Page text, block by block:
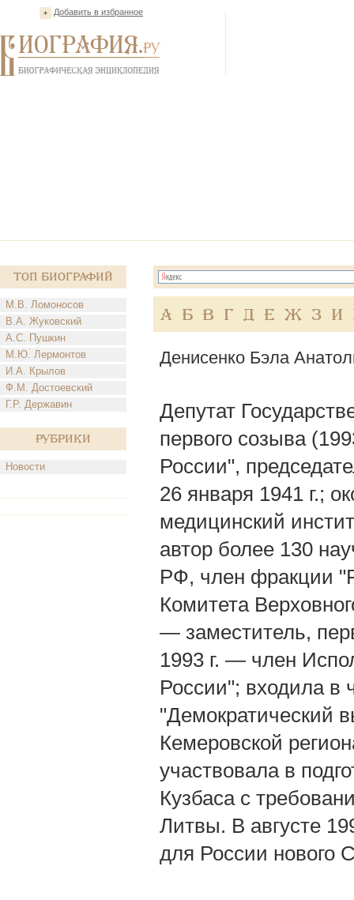
Добавить в избранное
Топ Биографий
М.В. Ломоносов
В.А. Жуковский
А.С. Пушкин
М.Ю. Лермонтов
И.А. Крылов
Ф.М. Достоевский
Г.Р. Державин
Рубрики
Новости
А Б В Г Д Е Ж З И
Денисенко Бэла
Депутат
первого созыва
России",
26 января 1941 г.;
медицинский
автор более 130
РФ, член фракции
Комитета
— заместитель,
1993 г. — член
России"; входила в
"Демократический
Кемеровской
участвовала в
Кузбаса с
Литвы. В августе
для России нового